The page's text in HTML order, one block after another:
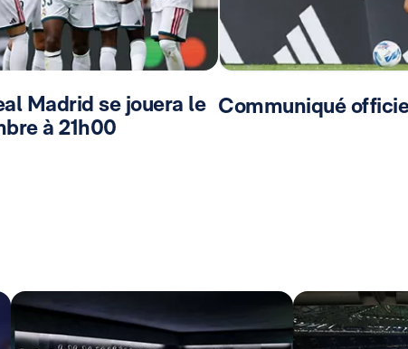
Madrid se jouera le
à 21h00
Communiqué